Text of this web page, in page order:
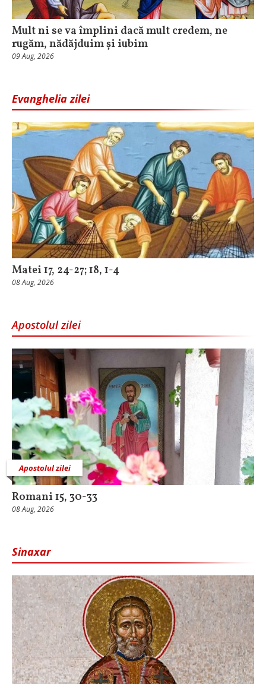
Mult ni se va împlini dacă mult credem, ne
rugăm, nădăjduim și iubim
09 Aug, 2026
Evanghelia zilei
Matei 17, 24-27; 18, 1-4
08 Aug, 2026
Apostolul zilei
Apostolul zilei
Romani 15, 30-33
08 Aug, 2026
Sinaxar